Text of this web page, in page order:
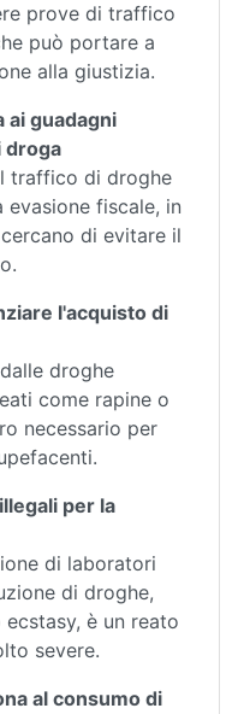
prove di traffico
può portare a
alla giustizia.
ai guadagni
droga
traffico di droghe
fiscale, in
di evitare il
l'acquisto di
droghe
come rapine o
necessario per
per la
di laboratori
di droghe,
è un reato
severe.
al consumo di